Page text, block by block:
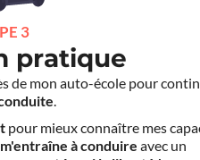
3
pratique
de mon auto-école pour
.
pour mieux connaître mes
à conduire avec un